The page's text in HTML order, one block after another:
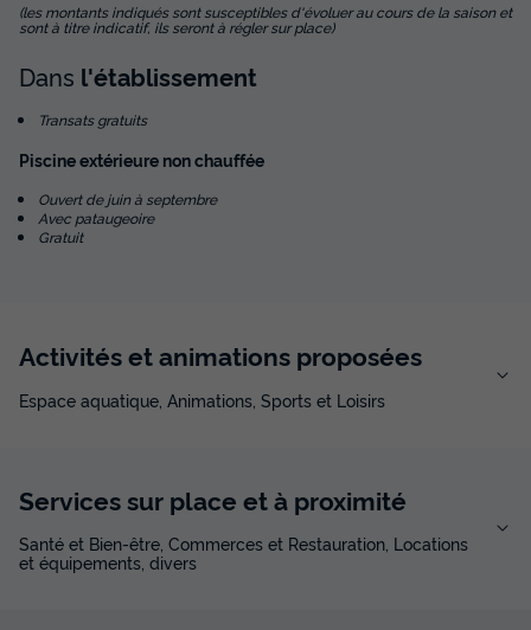
CHALET 6 personnes - CONFORT
Surface
26m²
CHALET 6 personnes - CONFORT
Meilleur prix pour 7 nuits
476 €
(les montants indiqués sont susceptibles d'évoluer au cours de la saison et
sont à titre indicatif, ils seront à régler sur place)
Dans l'établissement
Transats gratuits
Piscine extérieure non chauffée
Ouvert de juin à septembre
Avec pataugeoire
Gratuit
Activités et animations proposées
Espace aquatique, Animations, Sports et Loisirs
Services sur place et à proximité
Santé et Bien-être, Commerces et Restauration, Locations
et équipements, divers